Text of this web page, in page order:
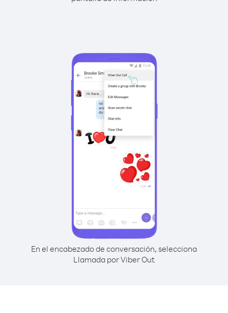
En el encabezado de conversación, selecciona
Llamada por Viber Out